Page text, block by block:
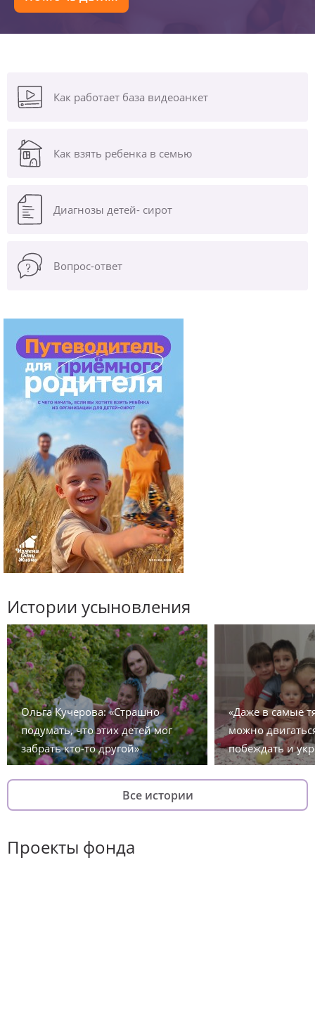
Как работает база видеоанкет
Как взять ребенка в семью
Диагнозы детей- сирот
Вопрос-ответ
Истории усыновления
Ольга Кучерова: «Страшно
подумать, что этих детей мог
забрать кто-то другой»
«Даже в самые
можно
побеждать и
Все истории
Проекты фонда